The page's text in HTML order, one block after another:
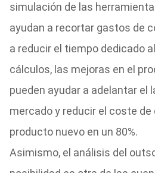
simulación de las
ayudan a recortar gastos de
a reducir el tiempo dedicado
cálculos, las mejoras en el
pueden ayudar a adelantar el
mercado y reducir el coste de
producto nuevo en un 80%.
Asimismo, el análisis del